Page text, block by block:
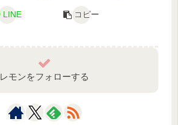
LINE コピー
レモンをフォローする